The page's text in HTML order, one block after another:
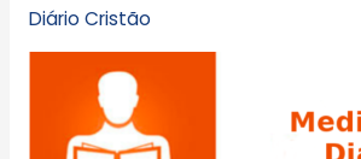
Diário Cristão